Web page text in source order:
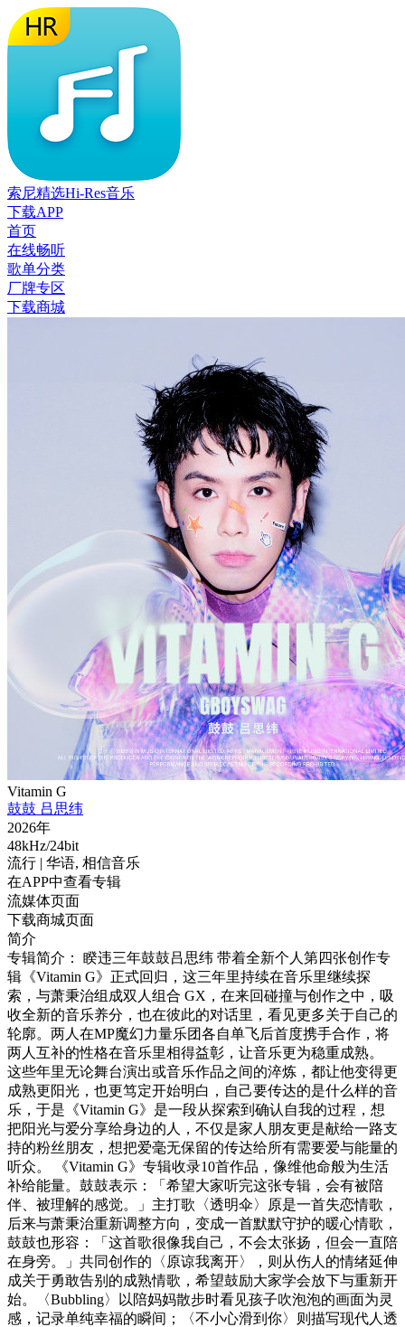
索尼精选Hi-Res音乐
下载APP
首页
在线畅听
歌单分类
厂牌专区
下载商城
Vitamin G
鼓鼓 吕思纬
2026年
48kHz/24bit
流行 | 华语, 相信音乐
在APP中查看专辑
流媒体页面
下载商城页面
简介
专辑简介： 睽违三年鼓鼓吕思纬 带着全新个人第四张创作专
辑《Vitamin G》正式回归，这三年里持续在音乐里继续探
索，与萧秉治组成双人组合 GX，在来回碰撞与创作之中，吸
收全新的音乐养分，也在彼此的对话里，看见更多关于自己的
轮廓。两人在MP魔幻力量乐团各自单飞后首度携手合作，将
两人互补的性格在音乐里相得益彰，让音乐更为稳重成熟。
这些年里无论舞台演出或音乐作品之间的淬炼，都让他变得更
成熟更阳光，也更笃定开始明白，自己要传达的是什么样的音
乐，于是《Vitamin G》是一段从探索到确认自我的过程，想
把阳光与爱分享给身边的人，不仅是家人朋友更是献给一路支
持的粉丝朋友，想把爱毫无保留的传达给所有需要爱与能量的
听众。 《Vitamin G》专辑收录10首作品，像维他命般为生活
补给能量。鼓鼓表示：「希望大家听完这张专辑，会有被陪
伴、被理解的感觉。」主打歌〈透明伞〉原是一首失恋情歌，
后来与萧秉治重新调整方向，变成一首默默守护的暖心情歌，
鼓鼓也形容：「这首歌很像我自己，不会太张扬，但会一直陪
在身旁。」共同创作的〈原谅我离开〉，则从伤人的情绪延伸
成关于勇敢告别的成熟情歌，希望鼓励大家学会放下与重新开
始。〈Bubbling〉以陪妈妈散步时看见孩子吹泡泡的画面为灵
感，记录单纯幸福的瞬间；〈不小心滑到你〉则描写现代人透